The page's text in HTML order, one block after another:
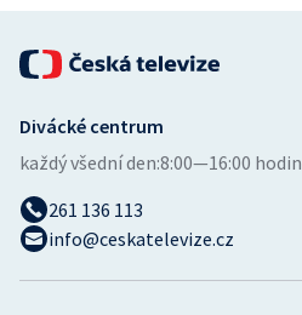
Divácké centrum
každý všední den:8:00—16:00 hodin
261 136 113
info@ceskatelevize.cz